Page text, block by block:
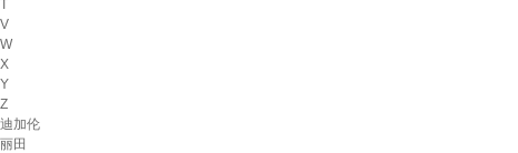
T
V
W
X
Y
Z
迪加伦
丽田